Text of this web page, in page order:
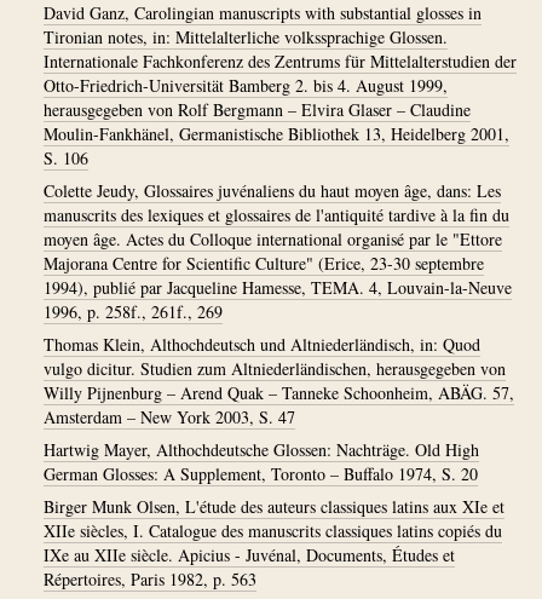
David Ganz, Carolingian manuscripts with substantial glosses in
Tironian notes, in: Mittelalterliche volkssprachige Glossen.
Internationale Fachkonferenz des Zentrums für Mittelalterstudien der
Otto-Friedrich-Universität Bamberg 2. bis 4. August 1999,
herausgegeben von Rolf Bergmann – Elvira Glaser – Claudine
Moulin-Fankhänel, Germanistische Bibliothek 13, Heidelberg 2001,
S. 106
Colette Jeudy, Glossaires juvénaliens du haut moyen âge, dans: Les
manuscrits des lexiques et glossaires de l'antiquité tardive à la fin du
moyen âge. Actes du Colloque international organisé par le "Ettore
Majorana Centre for Scientific Culture" (Erice, 23-30 septembre
1994), publié par Jacqueline Hamesse, TEMA. 4, Louvain-la-Neuve
1996, p. 258f., 261f., 269
Thomas Klein, Althochdeutsch und Altniederländisch, in: Quod
vulgo dicitur. Studien zum Altniederländischen, herausgegeben von
Willy Pijnenburg – Arend Quak – Tanneke Schoonheim, ABÄG. 57,
Amsterdam – New York 2003, S. 47
Hartwig Mayer, Althochdeutsche Glossen: Nachträge. Old High
German Glosses: A Supplement, Toronto – Buffalo 1974, S. 20
Birger Munk Olsen, L'étude des auteurs classiques latins aux XIe et
XIIe siècles, I. Catalogue des manuscrits classiques latins copiés du
IXe au XIIe siècle. Apicius - Juvénal, Documents, Études et
Répertoires, Paris 1982, p. 563